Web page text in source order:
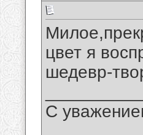
цвет я
шедевр-
С